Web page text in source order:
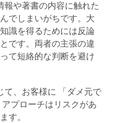
や著書の内容に触れた
でしまいがちです。大
識を得るためには反論
です。両者の主張の違
て短絡的な判断を避け
、お客様に 「ダメ元で
プローチはリスクがあ
す。